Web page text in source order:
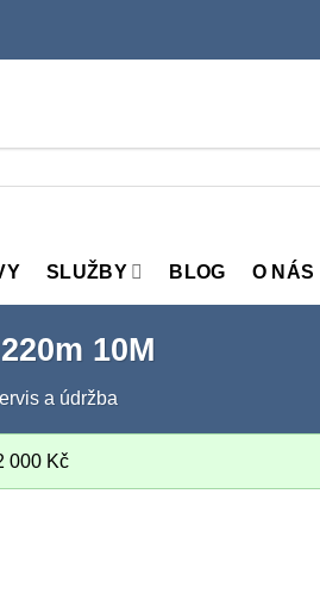
SLUŽBY BLOG O NÁS
10M
a údržba
000 Kč